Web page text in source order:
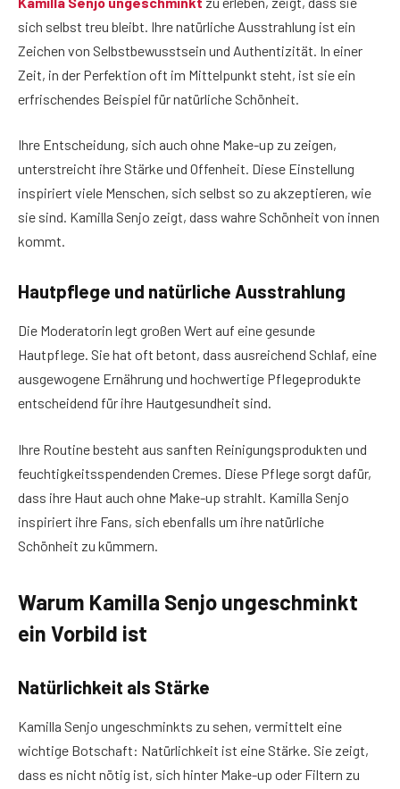
sich selbst treu bleibt. Ihre natürliche Ausstrahlung ist ein
Zeichen von Selbstbewusstsein und Authentizität. In einer
Zeit, in der Perfektion oft im Mittelpunkt steht, ist sie ein
erfrischendes Beispiel für natürliche Schönheit.
Ihre Entscheidung, sich auch ohne Make-up zu zeigen,
unterstreicht ihre Stärke und Offenheit. Diese Einstellung
inspiriert viele Menschen, sich selbst so zu akzeptieren, wie
sie sind. Kamilla Senjo zeigt, dass wahre Schönheit von innen
kommt.
Hautpflege und natürliche Ausstrahlung
Die Moderatorin legt großen Wert auf eine gesunde
Hautpflege. Sie hat oft betont, dass ausreichend Schlaf, eine
ausgewogene Ernährung und hochwertige Pflegeprodukte
entscheidend für ihre Hautgesundheit sind.
Ihre Routine besteht aus sanften Reinigungsprodukten und
feuchtigkeitsspendenden Cremes. Diese Pflege sorgt dafür,
dass ihre Haut auch ohne Make-up strahlt. Kamilla Senjo
inspiriert ihre Fans, sich ebenfalls um ihre natürliche
Schönheit zu kümmern.
Warum Kamilla Senjo ungeschminkt
ein Vorbild ist
Natürlichkeit als Stärke
Kamilla Senjo ungeschminkts zu sehen, vermittelt eine
wichtige Botschaft: Natürlichkeit ist eine Stärke. Sie zeigt,
dass es nicht nötig ist, sich hinter Make-up oder Filtern zu